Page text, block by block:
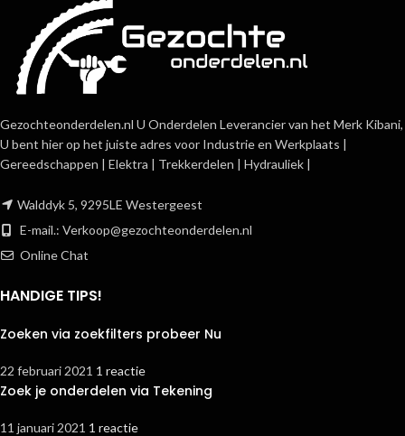
Gezochteonderdelen.nl U Onderdelen Leverancier van het Merk Kibani,
U bent hier op het juiste adres voor Industrie en Werkplaats |
Gereedschappen | Elektra | Trekkerdelen | Hydrauliek |
Walddyk 5, 9295LE Westergeest
E-mail.: Verkoop@gezochteonderdelen.nl
Online Chat
HANDIGE TIPS!
Zoeken via zoekfilters probeer Nu
22 februari 2021 1 reactie
Zoek je onderdelen via Tekening
11 januari 2021 1 reactie